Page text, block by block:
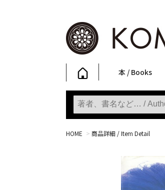
本 / Books
写真集
Photobooks
ファッション
Fashion
アート / 美術
Art
文学・人文
Literature & Humanities
日本文化
Japanese Culture
新刊
New Books
SALE
SALE
HOME > 商品詳細 / Item Detail